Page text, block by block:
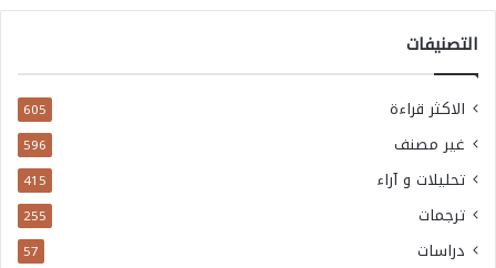
التصنيفات
الاكثر قراءة 605
غير مصنف 596
تحليلات و آراء 415
ترجمات 255
دراسات 57